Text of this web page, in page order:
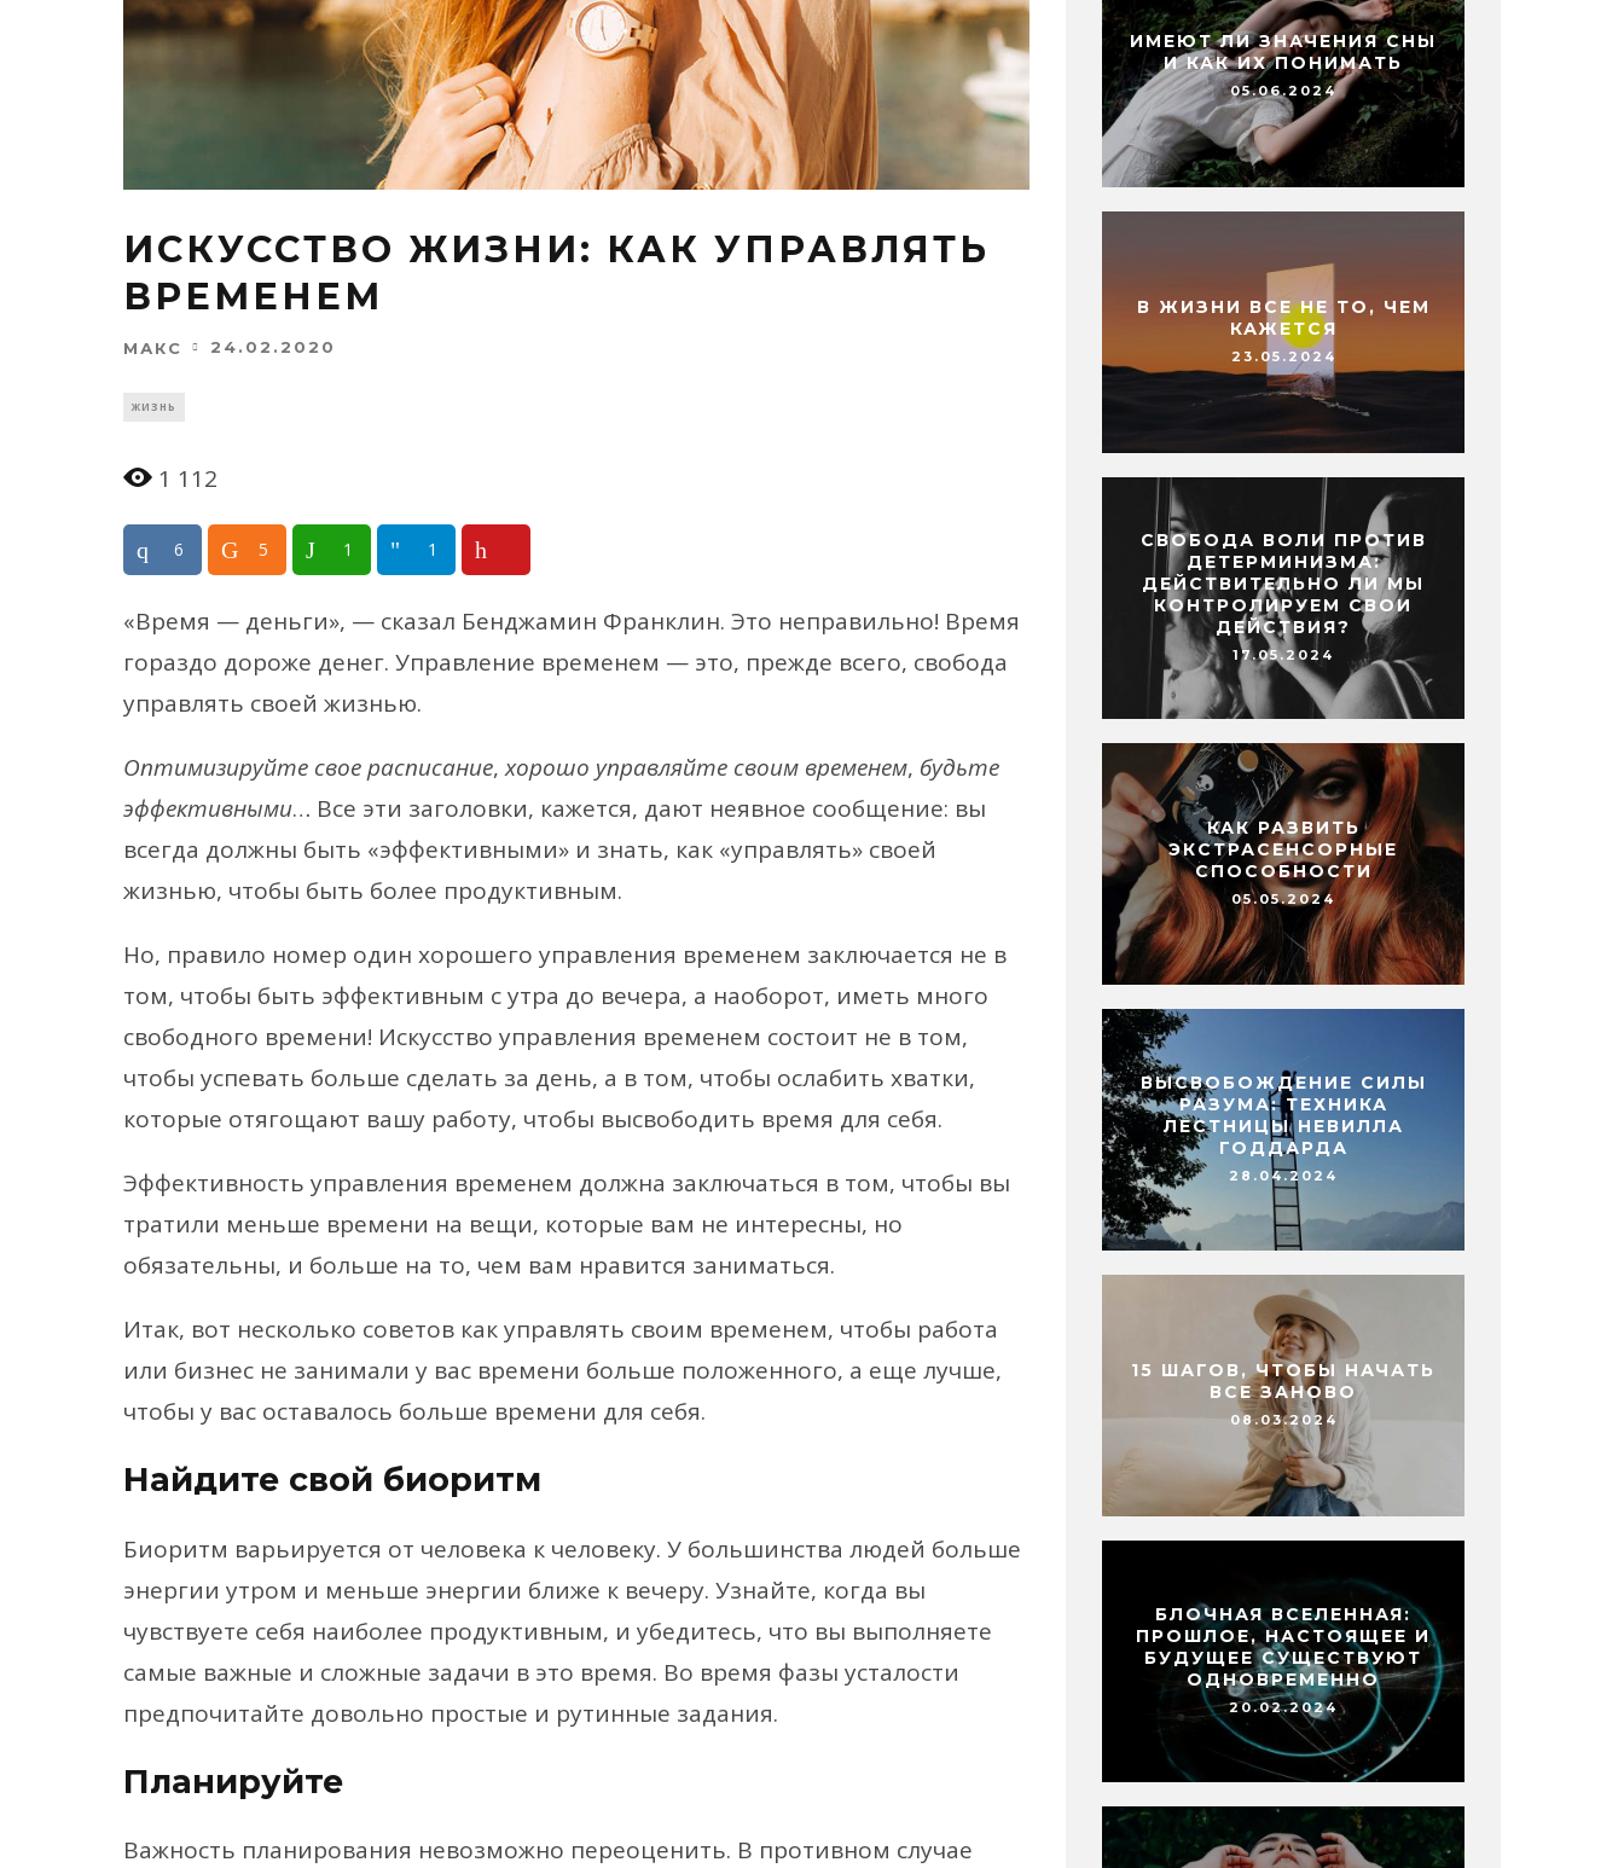
ИСКУССТВО ЖИЗНИ: КАК УПРАВЛЯТЬ
ВРЕМЕНЕМ
МАКС 24.02.2020
ЖИЗНЬ
1 112
6 5 1 1
«Время — деньги», — сказал Бенджамин Франклин. Это неправильно! Время
гораздо дороже денег. Управление временем — это, прежде всего, свобода
управлять своей жизнью.
Оптимизируйте свое расписание,хорошо управляйте своим временем, будьте
эффективными… Все эти заголовки, кажется, дают неявное сообщение: вы
всегда должны быть «эффективными» и знать, как «управлять» своей
жизнью, чтобы быть более продуктивным.
Но, правило номер один хорошего управления временем заключается не в
том, чтобы быть эффективным с утра до вечера, а наоборот, иметь много
свободного времени! Искусство управления временем состоит не в том,
чтобы успевать больше сделать за день, а в том, чтобы ослабить хватки,
которые отягощают вашу работу, чтобы высвободить время для себя.
Эффективность управления временем должна заключаться в том, чтобы вы
тратили меньше времени на вещи, которые вам не интересны, но
обязательны, и больше на то, чем вам нравится заниматься.
Итак, вот несколько советов как управлять своим временем, чтобы работа
или бизнес не занимали у вас времени больше положенного, а еще лучше,
чтобы у вас оставалось больше времени для себя.
Найдите свой биоритм
Биоритм варьируется от человека к человеку. У большинства людей больше
энергии утром и меньше энергии ближе к вечеру. Узнайте, когда вы
чувствуете себя наиболее продуктивным, и убедитесь, что вы выполняете
самые важные и сложные задачи в это время. Во время фазы усталости
предпочитайте довольно простые и рутинные задания.
Планируйте
Важность планирования невозможно переоценить. В противном случае
ИМЕЮТ ЛИ ЗНАЧЕНИЯ СНЫ
И КАК ИХ ПОНИМАТЬ
05.06.2024
В ЖИЗНИ ВСЕ НЕ ТО, ЧЕМ
КАЖЕТСЯ
23.05.2024
СВОБОДА ВОЛИ ПРОТИВ
ДЕТЕРМИНИЗМА:
ДЕЙСТВИТЕЛЬНО ЛИ МЫ
КОНТРОЛИРУЕМ СВОИ
ДЕЙСТВИЯ?
17.05.2024
КАК РАЗВИТЬ
ЭКСТРАСЕНСОРНЫЕ
СПОСОБНОСТИ
05.05.2024
ВЫСВОБОЖДЕНИЕ СИЛЫ
РАЗУМА: ТЕХНИКА
ЛЕСТНИЦЫ НЕВИЛЛА
ГОДДАРДА
28.04.2024
15 ШАГОВ, ЧТОБЫ НАЧАТЬ
ВСЕ ЗАНОВО
08.03.2024
БЛОЧНАЯ ВСЕЛЕННАЯ:
ПРОШЛОЕ, НАСТОЯЩЕЕ И
БУДУЩЕЕ СУЩЕСТВУЮТ
ОДНОВРЕМЕННО
20.02.2024